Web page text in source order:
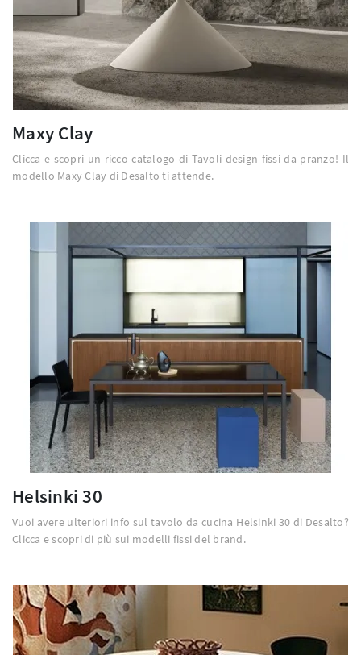
Maxy Clay
Clicca e scopri un ricco catalogo di Tavoli design fissi da pranzo! Il
modello Maxy Clay di Desalto ti attende.
Helsinki 30
Vuoi avere ulteriori info sul tavolo da cucina Helsinki 30 di Desalto?
Clicca e scopri di più sui modelli fissi del brand.